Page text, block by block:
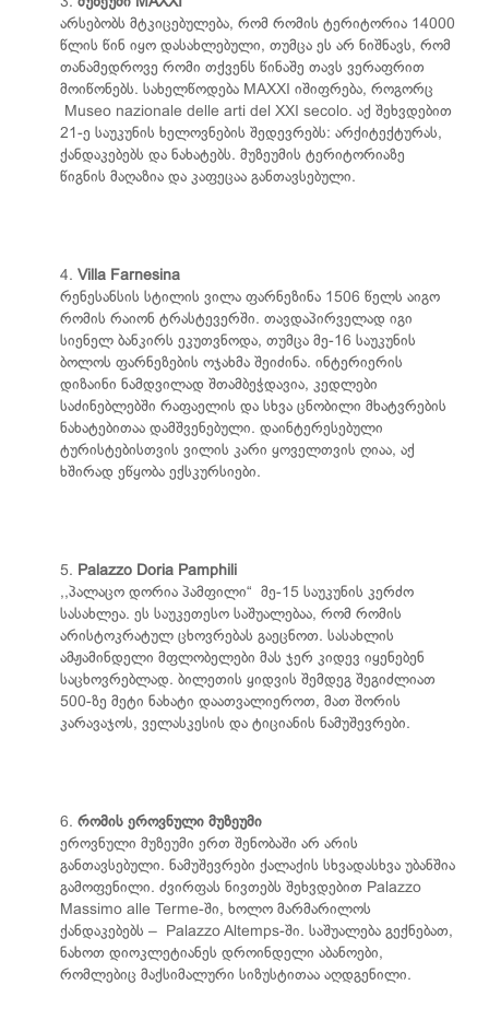
არსებობს მტკიცებულება, რომ რომის ტერიტორია 14000
წლის წინ იყო დასახლებული, თუმცა ეს არ ნიშნავს, რომ
თანამედროვე რომი თქვენს წინაშე თავს ვერაფრით
მოიწონებს. სახელწოდება MAXXI იშიფრება, როგორც
Museo nazionale delle arti del XXI secolo. აქ შეხვდებით
21-ე საუკუნის ხელოვნების შედევრებს: არქიტექტურას,
ქანდაკებებს და ნახატებს. მუზეუმის ტერიტორიაზე
წიგნის მაღაზია და კაფეცაა განთავსებული.
4. Villa Farnesina
რენესანსის სტილის ვილა ფარნეზინა 1506 წელს აიგო
რომის რაიონ ტრასტევერში. თავდაპირველად იგი
სიენელ ბანკირს ეკუთვნოდა, თუმცა მე-16 საუკუნის
ბოლოს ფარნეზების ოჯახმა შეიძინა. ინტერიერის
დიზაინი ნამდვილად შთამბეჭდავია, კედლები
საძინებლებში რაფაელის და სხვა ცნობილი მხატვრების
ნახატებითაა დამშვენებული. დაინტერესებული
ტურისტებისთვის ვილის კარი ყოველთვის ღიაა, აქ
ხშირად ეწყობა ექსკურსიები.
5.
Palazzo Doria Pamphili
,,პალაცო დორია პამფილი“ მე-15 საუკუნის კერძო
სასახლეა. ეს საუკეთესო საშუალებაა, რომ რომის
არისტოკრატულ ცხოვრებას გაეცნოთ. სასახლის
ამჟამინდელი მფლობელები მას ჯერ კიდევ იყენებენ
საცხოვრებლად. ბილეთის ყიდვის შემდეგ შეგიძლიათ
500-ზე მეტი ნახატი დაათვალიეროთ, მათ შორის
კარავაჯოს, ველასკესის და ტიციანის ნამუშევრები.
6. რომის ეროვნული მუზეუმი
ეროვნული მუზეუმი ერთ შენობაში არ არის
განთავსებული. ნამუშევრები ქალაქის სხვადასხვა უბანშია
გამოფენილი. ძვირფას ნივთებს შეხვდებით Palazzo
Massimo alle Terme-ში, ხოლო მარმარილოს
ქანდაკებებს – Palazzo Altemps-ში. საშუალება გექნებათ,
ნახოთ დიოკლეტიანეს დროინდელი აბანოები,
რომლებიც მაქსიმალური სიზუსტითაა აღდგენილი.